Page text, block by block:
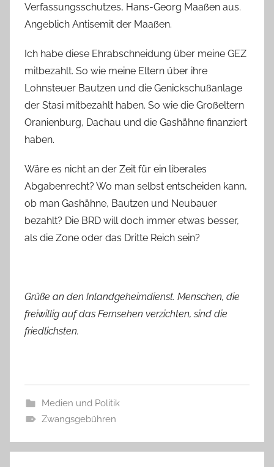
Verfassungsschutzes, Hans-Georg Maaßen aus.
Angeblich Antisemit der Maaßen.
Ich habe diese Ehrabschneidung über meine GEZ
mitbezahlt. So wie meine Eltern über ihre
Lohnsteuer Bautzen und die Genickschußanlage
der Stasi mitbezahlt haben. So wie die Großeltern
Oranienburg, Dachau und die Gashähne finanziert
haben.
Wäre es nicht an der Zeit für ein liberales
Abgabenrecht? Wo man selbst entscheiden kann,
ob man Gashähne, Bautzen und Neubauer
bezahlt? Die BRD will doch immer etwas besser,
als die Zone oder das Dritte Reich sein?
Grüße an den Inlandgeheimdienst. Menschen, die
freiwillig auf das Fernsehen verzichten, sind die
friedlichsten.
Medien und Politik
Zwangsgebühren